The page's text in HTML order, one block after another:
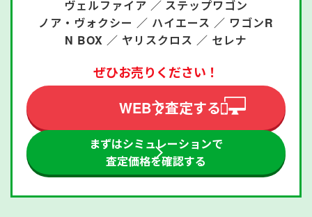
ヴェルファイア ／ ステップワゴン
ノア・ヴォクシー ／ ハイエース ／ ワゴンR
N BOX ／ ヤリスクロス ／ セレナ
ぜひお売りください！
WEBで査定する
まずはシミュレーションで
査定価格を確認する